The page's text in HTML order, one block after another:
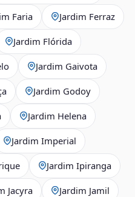
Faria Jardim Ferraz
Jardim Flórida
Jardim Gaivota
Jardim Godoy
Jardim Helena
Jardim Imperial
Jardim Ipiranga
Jacyra Jardim Jamil